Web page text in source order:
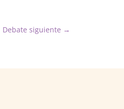
Debate siguiente →